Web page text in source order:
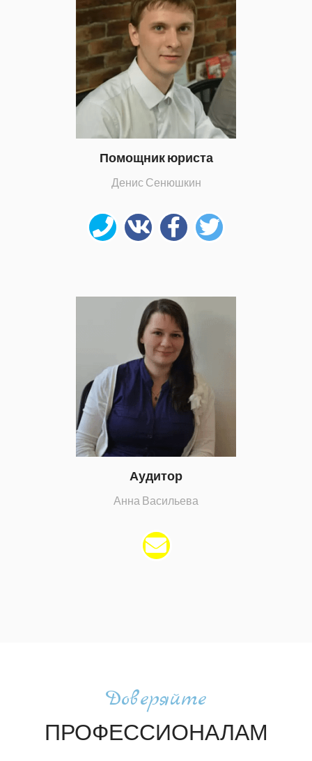
Помощник юриста
Денис Сенюшкин
Аудитор
Анна Васильева
Доверяйте
ПРОФЕССИОНАЛАМ